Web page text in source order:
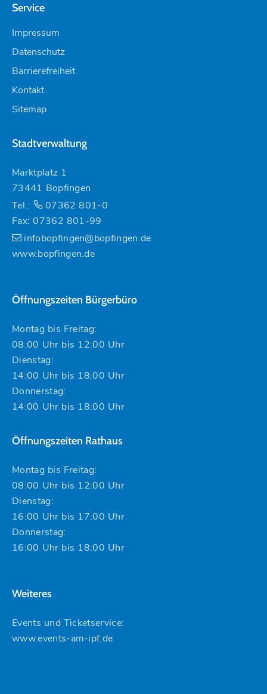
Service
Impressum
Datenschutz
Barrierefreiheit
Kontakt
Sitemap
Stadtverwaltung
Marktplatz 1
73441 Bopfingen
Tel.:
07362 801-0
Fax: 07362 801-99
infobopfingen@bopfingen.de
www.bopfingen.de
Öffnungszeiten Bürgerbüro
Montag bis Freitag:
08:00 Uhr bis 12:00 Uhr
Dienstag:
14:00 Uhr bis 18:00 Uhr
Donnerstag:
14:00 Uhr bis 18:00 Uhr
Öffnungszeiten Rathaus
Montag bis Freitag:
08:00 Uhr bis 12:00 Uhr
Dienstag:
16:00 Uhr bis 17:00 Uhr
Donnerstag:
16:00 Uhr bis 18:00 Uhr
Weiteres
Events und Ticketservice:
www.events-am-ipf.de